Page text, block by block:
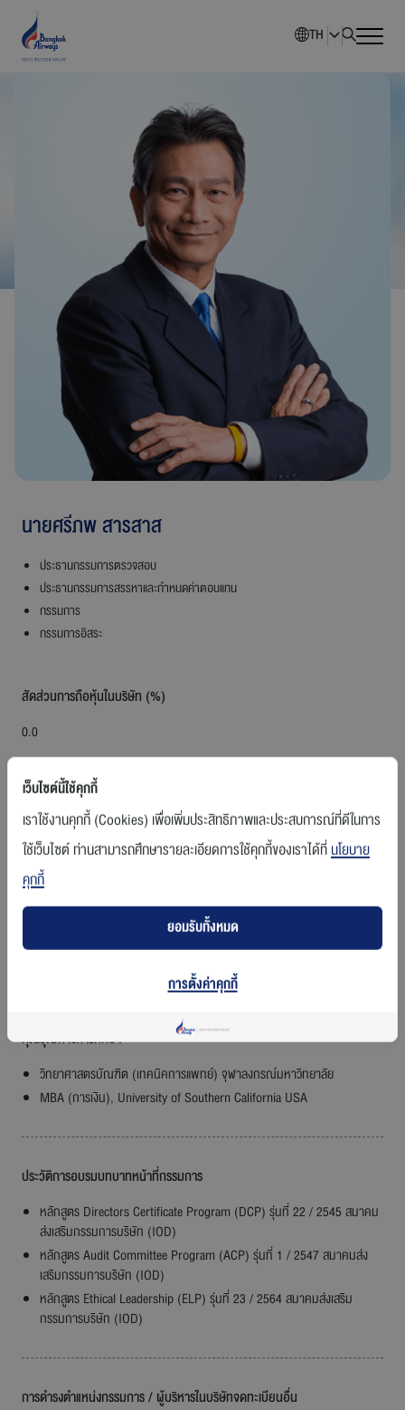
การพัฒนาอย่างยั่งยืน
การกำกับดูแลกิจการ
ข่าวสารองค์กร
ร่วมงานกับเรา
ติดต่อเรา
สายการบินบางกอกแอร์เวย์ส
TH
นายศรีภพ สารสาส
ประธานกรรมการตรวจสอบ
ประธานกรรมการสรรหาและกำหนดค่าตอบแทน
กรรมการ
กรรมการอิสระ
สัดส่วนการถือหุ้นในบริษัท (%)
0.0
วันที่เริ่มดำรงตำแหน่งเป็นกรรมการบริษัท
26 กุมภาพันธ์ 2556
ความสัมพันธ์ทางครอบครัวกับกรรมการหรือผู้บริหารรายอื่น
คุณวุฒิทางการศึกษา
วิทยาศาสตรบัณฑิต (เทคนิคการแพทย์) จุฬาลงกรณ์มหาวิทยาลัย
MBA (การเงิน), University of Southern California USA
ประวัติการอบรมบทบาทหน้าที่กรรมการ
หลักสูตร Directors Certificate Program (DCP) รุ่นที่ 22 / 2545 สมาคม
ส่งเสริมกรรมการบริษัท (IOD)
หลักสูตร Audit Committee Program (ACP) รุ่นที่ 1 / 2547 สมาคมส่ง
เสริมกรรมการบริษัท (IOD)
หลักสูตร Ethical Leadership (ELP) รุ่นที่ 23 / 2564 สมาคมส่งเสริม
กรรมการบริษัท (IOD)
การดำรงตำแหน่งกรรมการ / ผู้บริหารในบริษัทจดทะเบียนอื่น
เว็บไซต์นี้ใช้คุกกี้
เราใช้งานคุกกี้ (Cookies) เพื่อเพิ่มประสิทธิภาพและประสบการณ์ที่ดีในการ
ใช้เว็บไซต์ ท่านสามารถศึกษารายละเอียดการใช้คุกกี้ของเราได้ที่นโยบาย
คุกกี้
ยอมรับทั้งหมด
การตั้งค่าคุกกี้